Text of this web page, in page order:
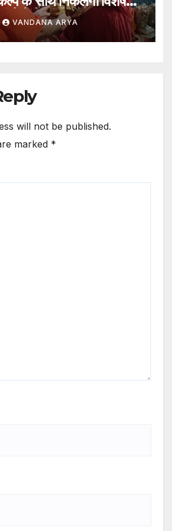
ने दिया ‘विजयी भव’ का
!!
VANDANA ARYA
will not be published.
marked *